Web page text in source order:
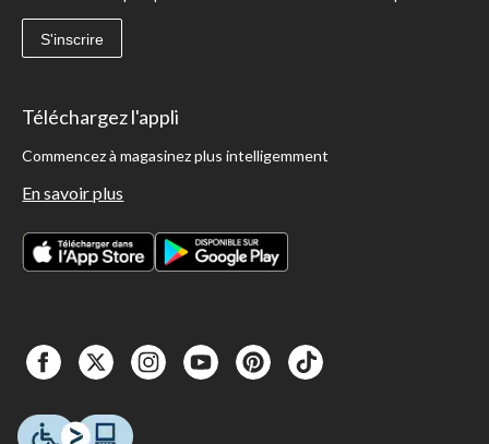
S'inscrire
Téléchargez l'appli
Commencez à magasinez plus intelligemment
En savoir plus